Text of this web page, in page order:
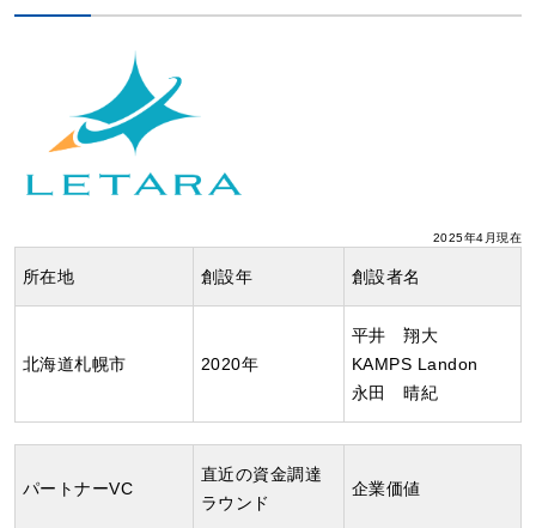
2025年4月現在
所在地 創設年 創設者名
北海道札幌市 2020年
平井 翔大
KAMPS Landon
永田 晴紀
パートナーVC
直近の資金調達
ラウンド
企業価値